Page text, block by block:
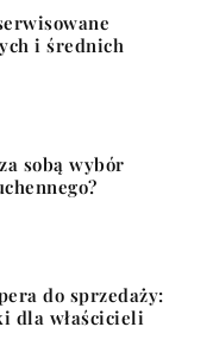
i średnich
sobą wybór
do sprzedaży:
dla właścicieli